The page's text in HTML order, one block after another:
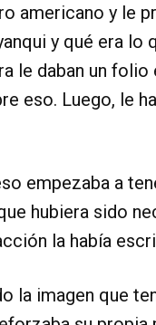
americano y le
y qué era lo
le daban un
eso. Luego, le
empezaba a
hubiera sido
la había
la imagen que